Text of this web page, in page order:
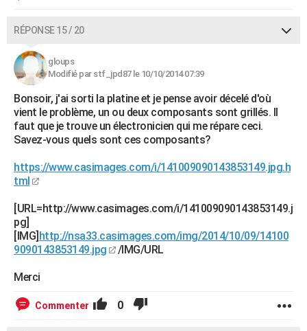
RÉPONSE 15 / 20
gloups
Modifié par stf_jpd87 le 10/10/2014 07:39
Bonsoir, j'ai sorti la platine et je pense avoir décelé d'où
vient le problème, un ou deux composants sont grillés. Il
faut que je trouve un électronicien qui me répare ceci.
Savez-vous quels sont ces composants?
https://www.casimages.com/i/141009090143853149.jpg.h
tml
[URL=http://www.casimages.com/i/141009090143853149.j
pg]
[IMG] http://nsa33.casimages.com/img/2014/10/09/14100
9090143853149.jpg
/IMG/URL
Merci
Commenter 0